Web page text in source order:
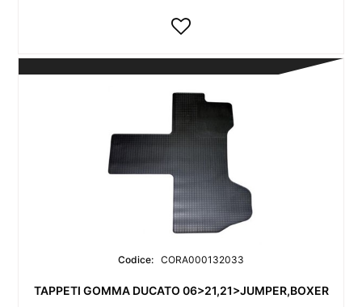
Codice: CORA000132033
TAPPETI GOMMA DUCATO 06>21,21>JUMPER,BOXER